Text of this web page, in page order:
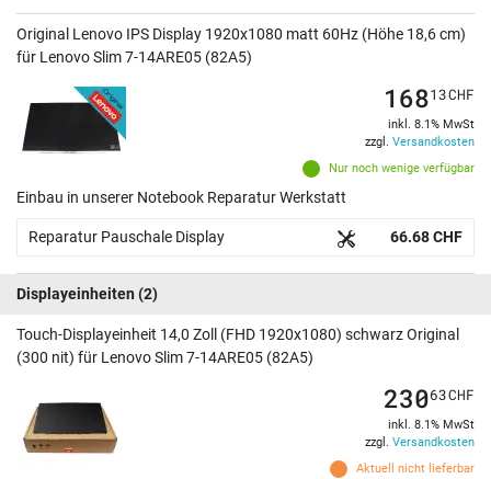
Original Lenovo IPS Display 1920x1080 matt 60Hz (Höhe 18,6 cm)
für Lenovo Slim 7-14ARE05 (82A5)
Nur noch wenige verfügbar
16813CHF
inkl. 8.1% MwSt
zzgl. Versandkosten
Einbau in unserer Notebook Reparatur Werkstatt
Reparatur Pauschale Display 66.68 CHF
Displayeinheiten (2)
Touch-Displayeinheit 14,0 Zoll (FHD 1920x1080) schwarz Original
(300 nit) für Lenovo Slim 7-14ARE05 (82A5)
Aktuell nicht lieferbar
23063CHF
inkl. 8.1% MwSt
zzgl. Versandkosten